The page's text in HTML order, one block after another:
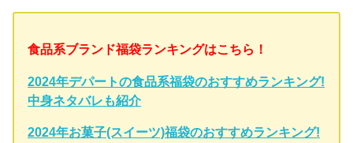
食品系ブランド福袋ランキングはこちら！
2024年デパートの食品系福袋のおすすめランキング!
中身ネタバレも紹介
2024年お菓子(スイーツ)福袋のおすすめランキング!